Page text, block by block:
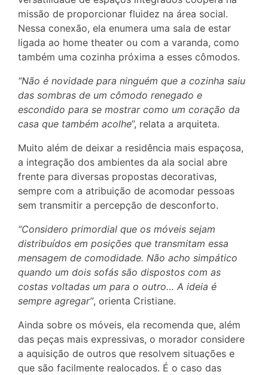
missão de proporcionar fluidez na área social.
Nessa conexão, ela enumera uma sala de estar
ligada ao home theater ou com a varanda, como
também uma cozinha próxima a esses cômodos.
“Não é novidade para ninguém que a cozinha saiu
das sombras de um cômodo renegado e
escondido para se mostrar como um coração da
casa que também acolhe”, relata a arquiteta.
Muito além de deixar a residência mais espaçosa,
a integração dos ambientes da ala social abre
frente para diversas propostas decorativas,
sempre com a atribuição de acomodar pessoas
sem transmitir a percepção de desconforto.
“Considero primordial que os móveis sejam
distribuídos em posições que transmitam essa
mensagem de comodidade. Não acho simpático
quando um dois sofás são dispostos com as
costas voltadas um para o outro… A ideia é
sempre agregar”, orienta Cristiane.
Ainda sobre os móveis, ela recomenda que, além
das peças mais expressivas, o morador considere
a aquisição de outros que resolvem situações e
que são facilmente realocados. É o caso das